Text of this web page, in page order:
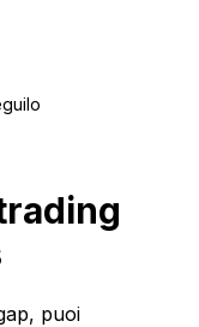
puoi